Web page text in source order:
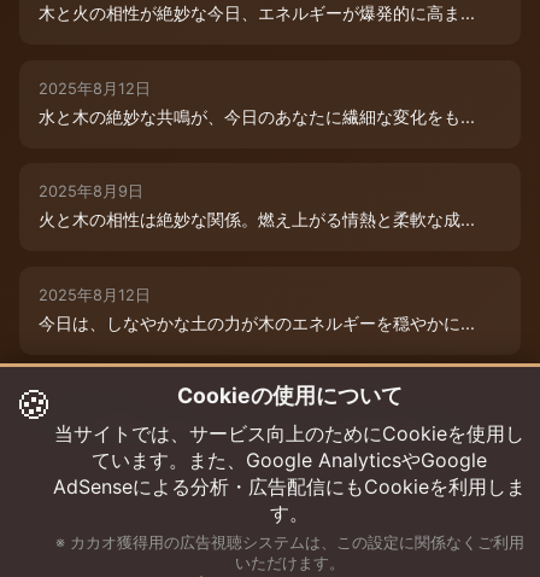
木と火の相性が絶妙な今日、エネルギーが爆発的に高ま...
2025年8月12日
水と木の絶妙な共鳴が、今日のあなたに繊細な変化をも...
2025年8月9日
火と木の相性は絶妙な関係。燃え上がる情熱と柔軟な成...
2025年8月12日
今日は、しなやかな土の力が木のエネルギーを穏やかに...
2025年8月9日
水と木の絶妙な共演が、今日のあなたを特別な輝きで包...
🍪 Cookieの使用について
当サイトでは、サービス向上のためにCookieを使用し
ています。また、Google AnalyticsやGoogle
AdSenseによる分析・広告配信にもCookieを利用しま
す。
※ カカオ獲得用の広告視聴システムは、この設定に関係なくご利用
いただけます。